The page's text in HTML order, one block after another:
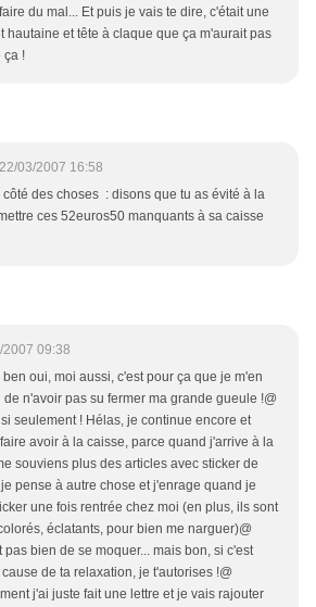
du mal... Et puis je vais te dire, c'était une
hautaine et tête à claque que ça m'aurait pas
ça !
22/03/2007 16:58
côté des choses : disons que tu as évité à la
ces 52euros50 manquants à sa caisse
2007 09:38
oui, moi aussi, c'est pour ça que je m'en
de n'avoir pas su fermer ma grande gueule !@
seulement ! Hélas, je continue encore et
avoir à la caisse, parce quand j'arrive à la
souviens plus des articles avec sticker de
pense à autre chose et j'enrage quand je
une fois rentrée chez moi (en plus, ils sont
éclatants, pour bien me narguer)@
pas bien de se moquer... mais bon, si c'est
de ta relaxation, je t'autorises !@
j'ai juste fait une lettre et je vais rajouter